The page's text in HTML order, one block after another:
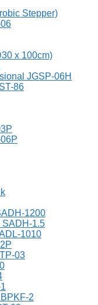
Stepper)
x 100cm)
JGSP-06H
86
1200
SADH-1.5
1010
03
2